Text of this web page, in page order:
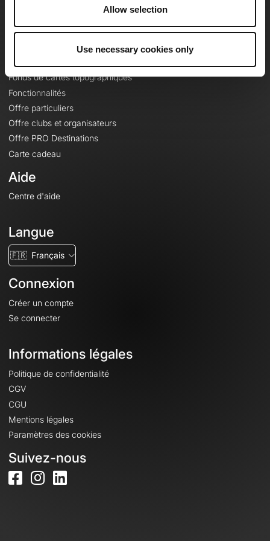
Allow selection
Use necessary cookies only
Le Mag'
Fonds de cartes topographiques
Fonctionnalités
Offre particuliers
Offre clubs et organisateurs
Offre PRO Destinations
Carte cadeau
Aide
Centre d'aide
Langue
🇫🇷 Français
Connexion
Créer un compte
Se connecter
Informations légales
Politique de confidentialité
CGV
CGU
Mentions légales
Paramètres des cookies
Suivez-nous